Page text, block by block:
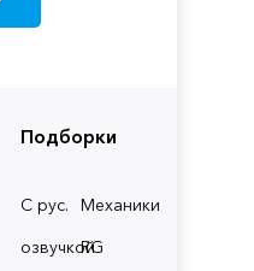
Подборки
С рус.
озвучкой
Механики
RG